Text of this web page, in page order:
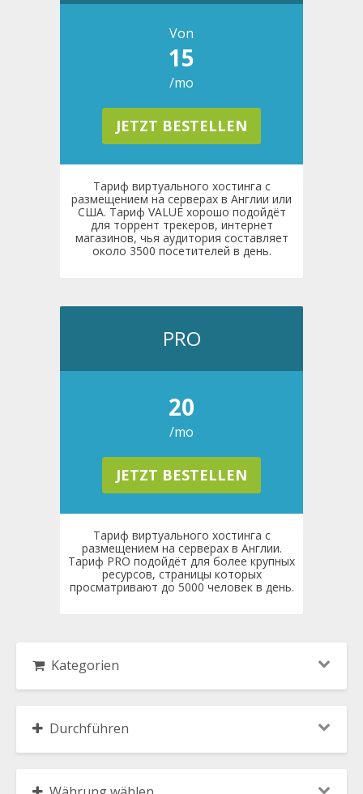
Von
15
/mo
JETZT BESTELLEN
Тариф виртуального хостинга с
размещением на серверах в Англии или
США. Тариф VALUE хорошо подойдёт
для торрент трекеров, интернет
магазинов, чья аудитория составляет
около 3500 посетителей в день.
PRO
20
/mo
JETZT BESTELLEN
Тариф виртуального хостинга с
размещением на серверах в Англии.
Тариф PRO подойдёт для более крупных
ресурсов, страницы которых
просматривают до 5000 человек в день.
Kategorien
Durchführen